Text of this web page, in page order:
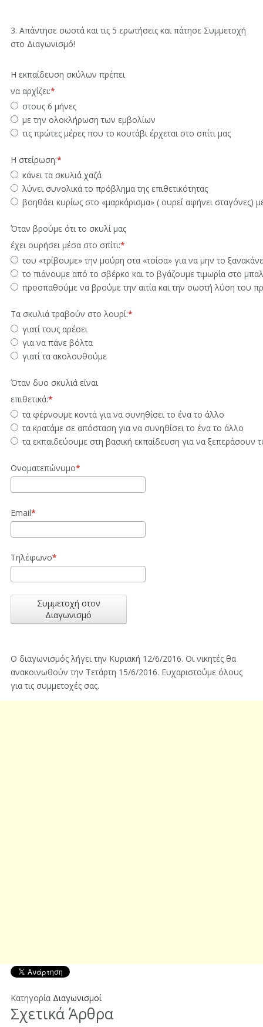
3. Απάντησε σωστά και τις 5 ερωτήσεις και πάτησε Συμμετοχή
στο Διαγωνισμό!
Η εκπαίδευση σκύλων πρέπει
να αρχίζει:
στους 6 μήνες
με την ολοκλήρωση των εμβολίων
τις πρώτες μέρες που το κουτάβι έρχεται στο σπίτι μας
Η στείρωση:
κάνει τα σκυλιά χαζά
λύνει συνολικά το πρόβλημα της επιθετικότητας
βοηθάει κυρίως στο «μαρκάρισμα» ( ουρεί αφήνει σταγόνες)
Όταν βρούμε ότι το σκυλί μας
έχει ουρήσει μέσα στο σπίτι:
του «τρίβουμε» την μούρη στα «τσίσα» για να μην το
το πιάνουμε από το σβέρκο και το βγάζουμε τιμωρία στο
προσπαθούμε να βρούμε την αιτία και την σωστή λύση του
Τα σκυλιά τραβούν στο λουρί:
γιατί τους αρέσει
για να πάνε βόλτα
γιατί τα ακολουθούμε
Όταν δυο σκυλιά είναι
επιθετικά:
τα φέρνουμε κοντά για να συνηθίσει το ένα το άλλο
τα κρατάμε σε απόσταση για να συνηθίσει το ένα το άλλο
τα εκπαιδεύουμε στη βασική εκπαίδευση για να ξεπεράσουν
Ονοματεπώνυμο
Email
Τηλέφωνο
Συμμετοχή στον
Διαγωνισμό
Ο διαγωνισμός λήγει την Κυριακή 12/6/2016. Οι νικητές θα
ανακοινωθούν την Τετάρτη 15/6/2016. Ευχαριστούμε όλους
για τις συμμετοχές σας.
Κατηγορία Διαγωνισμοί
Σχετικά Άρθρα